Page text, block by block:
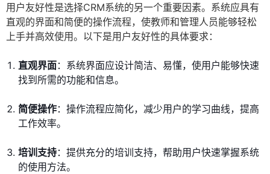
用户友好性是选择CRM系统的另一个重要因素。系统应具有
直观的界面和简便的操作流程，使教师和管理人员能够轻松
上手并高效使用。以下是用户友好性的具体要求：
直观界面：系统界面应设计简洁、易懂，使用户能够快速
找到所需的功能和信息。
简便操作：操作流程应简化，减少用户的学习曲线，提高
工作效率。
培训支持：提供充分的培训支持，帮助用户快速掌握系统
的使用方法。